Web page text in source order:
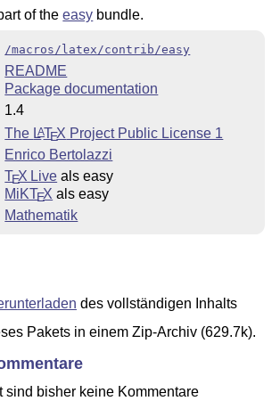
of theeasy bundle.
/macros/latex/contrib/easy
README
Package documentation
1.4
The LATEX Project Public License 1
Enrico Bertolazzi
TEX Live als easy
MiKTEX als easy
Mathematik
des vollständigen Inhalts
Pakets in einem Zip-Archiv (629.7k).
sind bisher keine Kommentare